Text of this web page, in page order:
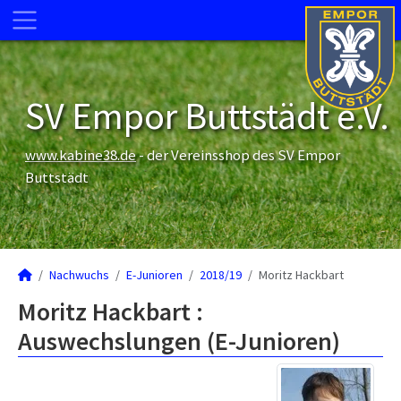
SV Empor Buttstädt e.V.
www.kabine38.de- der Vereinsshop des SV Empor
Buttstädt
Nachwuchs E-Junioren 2018/19 Moritz Hackbart
Moritz Hackbart :
Auswechslungen (E-Junioren)